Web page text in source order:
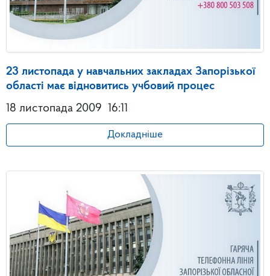
23 листопада у навчальних закладах Запорізької
області має відновитись учбовий процес
18 листопада 2009 16:11
Докладніше